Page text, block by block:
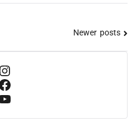
Newer posts